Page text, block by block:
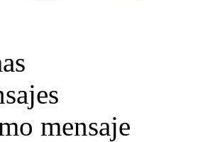
mensaje